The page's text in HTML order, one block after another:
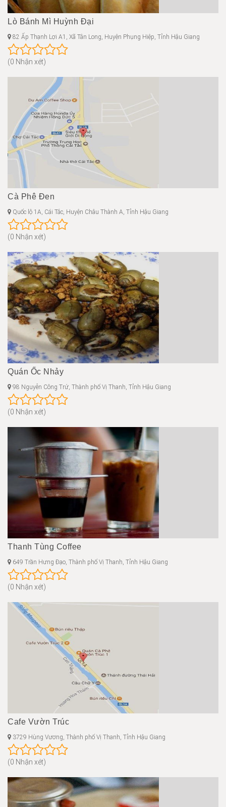
Lò Bánh Mì Huỳnh Đại
82 Ấp Thạnh Lợi A1, Xã Tân Long, Huyện Phụng Hiệp, Tỉnh Hậu Giang
(0 Nhận xét)
Cà Phê Đen
Quốc lộ 1A, Cái Tắc, Huyện Châu Thành A, Tỉnh Hậu Giang
(0 Nhận xét)
Quán Ốc Nhảy
98 Nguyễn Công Trứ, Thành phố Vị Thanh, Tỉnh Hậu Giang
(0 Nhận xét)
Thanh Tùng Coffee
649 Trần Hưng Đạo, Thành phố Vị Thanh, Tỉnh Hậu Giang
(0 Nhận xét)
Cafe Vườn Trúc
3729 Hùng Vương, Thành phố Vị Thanh, Tỉnh Hậu Giang
(0 Nhận xét)